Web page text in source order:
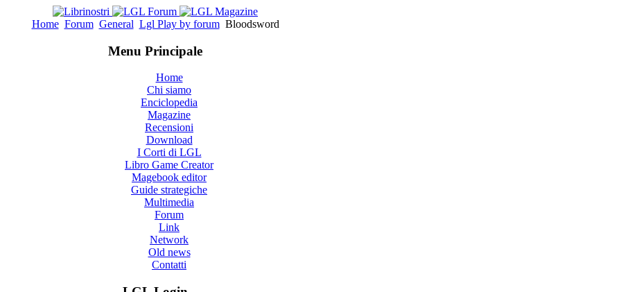
Home Forum General Lgl Play by forum Bloodsword
Menu Principale
Home
Chi siamo
Enciclopedia
Magazine
Recensioni
Download
I Corti di LGL
Libro Game Creator
Magebook editor
Guide strategiche
Multimedia
Forum
Link
Network
Old news
Contatti